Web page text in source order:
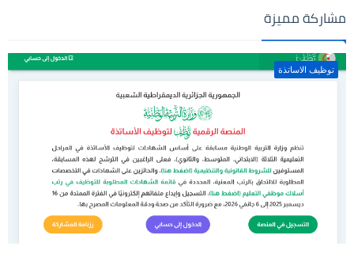
مشاركة مميزة
توظيف الاساتذة